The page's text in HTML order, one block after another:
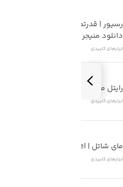
دانلود منیجر iOS
ابزار‌های کاربردی
رایتل من | My Rightel
ابزار‌های کاربردی
مای شاتل | My Shatel
ابزار‌های کاربردی